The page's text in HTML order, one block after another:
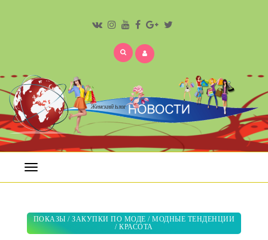
Открыть
меню
ПОКАЗЫ /ЗАКУПКИ ПО МОДЕ /МОДНЫЕ ТЕНДЕНЦИИ
/КРАСОТА